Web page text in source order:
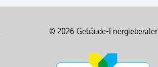
© 2026 Gebäude-Energieberater